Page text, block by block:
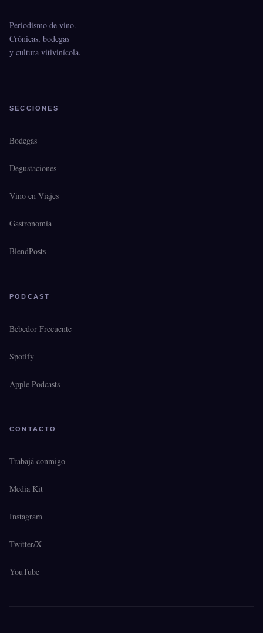
Periodismo de vino.
Crónicas, bodegas
y cultura vitivinícola.
SECCIONES
Bodegas
Degustaciones
Vino en Viajes
Gastronomía
BlendPosts
PODCAST
Bebedor Frecuente
Spotify
Apple Podcasts
CONTACTO
Trabajá conmigo
Media Kit
Instagram
Twitter/X
YouTube